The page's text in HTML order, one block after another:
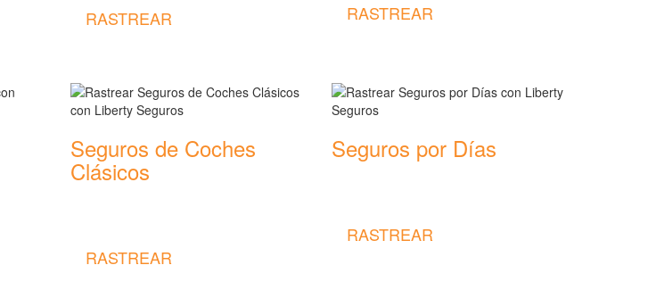
RASTREAR RASTREAR
Seguros de Coches
Clásicos
RASTREAR
Seguros por Días
RASTREAR